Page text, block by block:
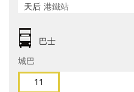
天后 港鐵站
巴士
城巴
11